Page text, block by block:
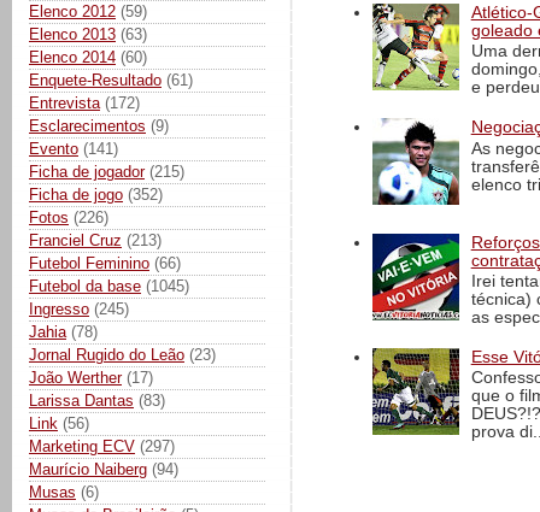
Elenco 2012 (59)
Elenco 2013 (63)
Elenco 2014 (60)
Enquete-Resultado (61)
Entrevista (172)
Esclarecimentos (9)
Evento (141)
Ficha de jogador (215)
Ficha de jogo (352)
Fotos (226)
Franciel Cruz (213)
Futebol Feminino (66)
Futebol da base (1045)
Ingresso (245)
Jahia (78)
Jornal Rugido do Leão (23)
João Werther (17)
Larissa Dantas (83)
Link (56)
Marketing ECV (297)
Maurício Naiberg (94)
Musas (6)
Atlético-
goleado
Uma
e
As
elenco
Irei
técnica)
as
Esse
que o
prova